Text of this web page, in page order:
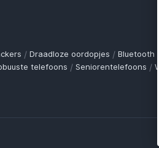
/ Draadloze oordopjes / Bluetooth
telefoons / Seniorentelefoons /